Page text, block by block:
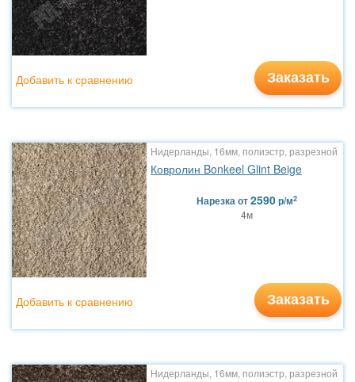
Заказать
Добавить к сравнению
Нидерланды, 16мм, полиэстр, разрезной
Ковролин Bonkeel Glint Beige
Нарезкаот2590р/м2
4м
Заказать
Добавить к сравнению
Нидерланды, 16мм, полиэстр, разрезной